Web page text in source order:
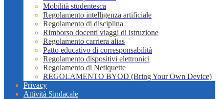
Mobilità studentesca
Regolamento intelligenza artificiale
Regolamento di disciplina
Rimborso docenti viaggi di istruzione
Regolamento carriera alias
Patto educativo di corresponsabilità
Regolamento dispositivi elettronici
Regolamento di Netiquette
REGOLAMENTO BYOD (Bring Your Own Device)
Privacy
Attività Sindacale